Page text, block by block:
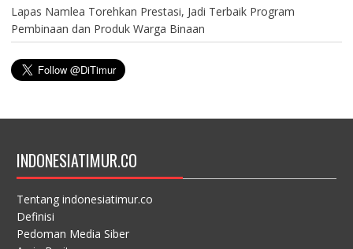
Lapas Namlea Torehkan Prestasi, Jadi Terbaik Program
Pembinaan dan Produk Warga Binaan
INDONESIATIMUR.CO
Tentang indonesiatimur.co
Definisi
Pedoman Media Siber